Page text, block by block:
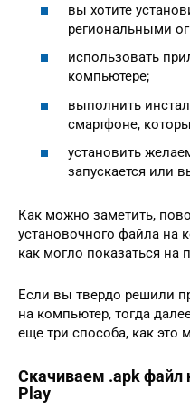
вы хотите
региональными
использовать
компьютере;
выполнить
смартфоне,
установить
запускается или
Как можно заметить,
установочного файла на
как могло показаться на
Если вы твердо решили
на компьютер, тогда
еще три способа, как это
Скачиваем .apk файл
Play